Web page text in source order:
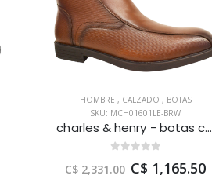
HOMBRE , CALZADO , BOTAS
SKU: MCH01601LE-BRW
charles & henry - botas city rock para hombre
C$ 2,331.00 C$ 1,165.50